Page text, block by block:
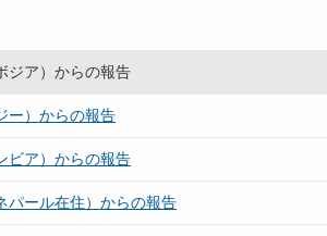
ア）からの報告
）からの報告
ア）からの報告
ール在住）からの報告